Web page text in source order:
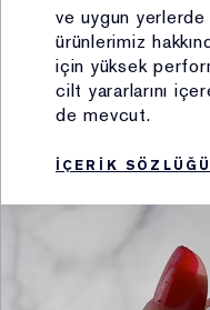
ve uygun
ürünlerimiz
için yüksek
cilt yararlarını
de mevcut.
İÇERIK
i. Mağaza
alışverişler
olarak,
ii. Şirkete ait internet
vasıtasıyla,
noktalarında yapılan
çalışanları ve
iv. Sephora, Boyner,
parfümerilerin